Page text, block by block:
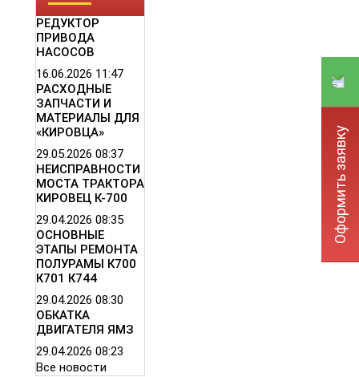
РЕДУКТОР
ПРИВОДА
НАСОСОВ
16.06.2026 11:47
РАСХОДНЫЕ
ЗАПЧАСТИ И
МАТЕРИАЛЫ ДЛЯ
«КИРОВЦА»
29.05.2026 08:37
НЕИСПРАВНОСТИ
МОСТА ТРАКТОРА
КИРОВЕЦ К-700
29.04.2026 08:35
ОСНОВНЫЕ
ЭТАПЫ РЕМОНТА
ПОЛУРАМЫ К700
К701 К744
29.04.2026 08:30
ОБКАТКА
ДВИГАТЕЛЯ ЯМЗ
29.04.2026 08:23
Все новости
Оформить заявку